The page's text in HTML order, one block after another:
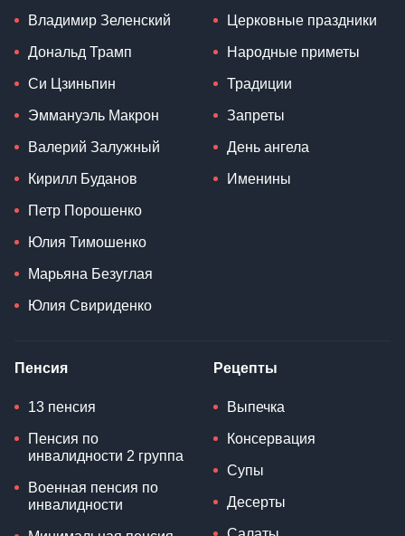
Владимир Зеленский
Дональд Трамп
Си Цзиньпин
Эммануэль Макрон
Валерий Залужный
Кирилл Буданов
Петр Порошенко
Юлия Тимошенко
Марьяна Безуглая
Юлия Свириденко
Церковные праздники
Народные приметы
Традиции
Запреты
День ангела
Именины
Пенсия
13 пенсия
Пенсия по
инвалидности 2 группа
Военная пенсия по
инвалидности
Рецепты
Выпечка
Консервация
Супы
Десерты